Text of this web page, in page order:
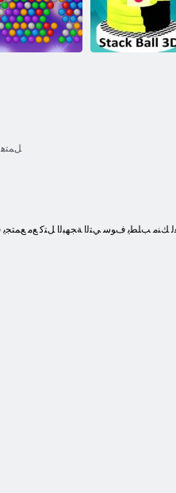
ﺩﻼ ﻴﻤﻟﺍ ﺪﻴﻋ ﺭﺎﻨﻟﺍ
ﻖﻠﻄﻣ ﺔﻋﺎﻘﻓ
5 ﻞﻤﺘﻫ